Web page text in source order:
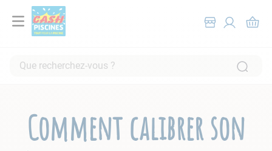
Que recherchez-vous ?
Comment calibrer son
2
piscine hors sol